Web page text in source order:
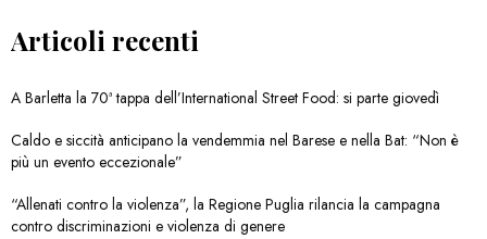
Articoli recenti
A Barletta la 70ª tappa dell’International Street Food: si parte giovedì
Caldo e siccità anticipano la vendemmia nel Barese e nella Bat: “Non è
più un evento eccezionale”
“Allenati contro la violenza”, la Regione Puglia rilancia la campagna
contro discriminazioni e violenza di genere